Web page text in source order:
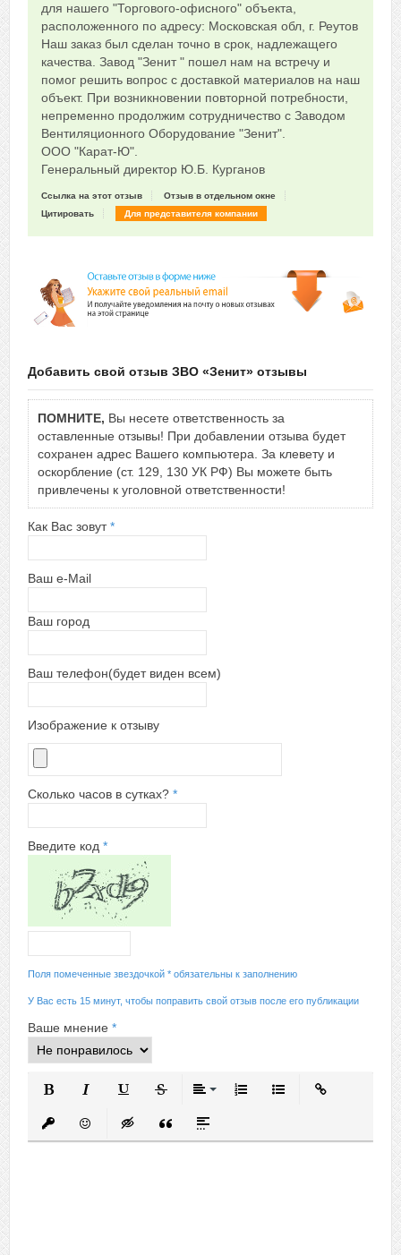
для нашего "Торгового-офисного" объекта,
расположенного по адресу: Московская обл, г. Реутов
Наш заказ был сделан точно в срок, надлежащего
качества. Завод "Зенит " пошел нам на встречу и
помог решить вопрос с доставкой материалов на наш
объект. При возникновении повторной потребности,
непременно продолжим сотрудничество с Заводом
Вентиляционного Оборудование "Зенит".
ООО "Карат-Ю".
Генеральный директор Ю.Б. Курганов
Ссылка на этот отзыв
Отзыв в отдельном окне
Цитировать
Для представителя компании
Добавить свой отзыв ЗВО «Зенит» отзывы
ПОМНИТЕ, Вы несете ответственность за
оставленные отзывы! При добавлении отзыва будет
сохранен адрес Вашего компьютера. За клевету и
оскорбление (ст. 129, 130 УК РФ) Вы можете быть
привлечены к уголовной ответственности!
Как Вас зовут*
Ваш e-Mail
Ваш город
Ваш телефон(будет виден всем)
Изображение к отзыву
Сколько часов в сутках? *
Введите код *
Поля помеченные звездочкой * обязательны к заполнению
У Вас есть 15 минут, чтобы поправить свой отзыв после его публикации
Ваше мнение *
Маркированный
Вставить
Вставить защищенную ссылку
Вставить смайлик
Вставка скрытого текста
Вставка цитаты
Вставка спойлера